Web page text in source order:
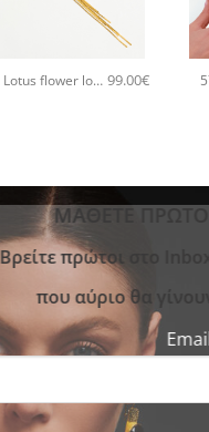
5705A Lotus flower long pendant χειροποίητο κολιέ Catherine bijoux Άσπρο 99.00€
ΜΑΘΕΤΕ
Bρείτε πρώτοι στο
που αύριο θα